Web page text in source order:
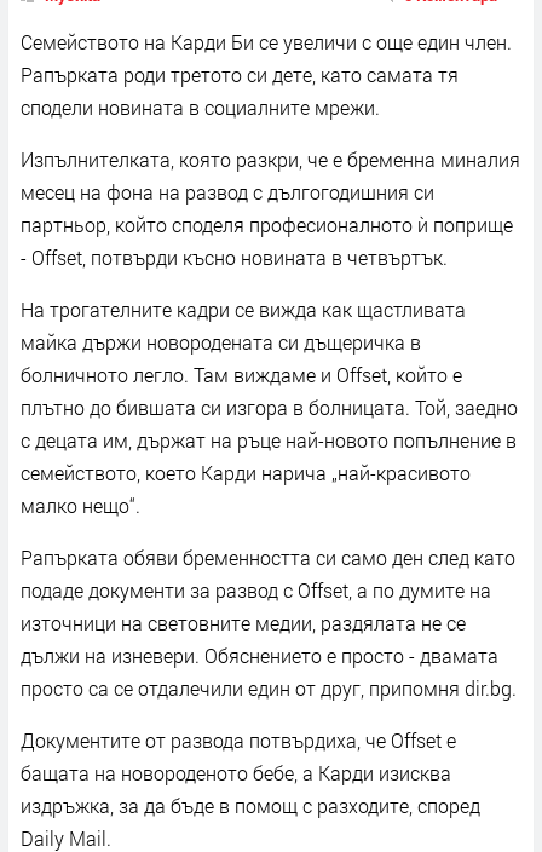
Семейството на Карди Би се увеличи с още един член.
Рапърката роди третото си дете, като самата тя
сподели новината в социалните мрежи.
Изпълнителката, която разкри, че е бременна миналия
месец на фона на развод с дългогодишния си
партньор, който споделя професионалното ѝ поприще
- Offset, потвърди късно новината в четвъртък.
На трогателните кадри се вижда как щастливата
майка държи новородената си дъщеричка в
болничното легло. Там виждаме и Offset, който е
плътно до бившата си изгора в болницата. Той, заедно
с децата им, държат на ръце най-новото попълнение в
семейството, което Карди нарича „най-красивото
малко нещо“.
Рапърката обяви бременността си само ден след като
подаде документи за развод с Offset, а по думите на
източници на световните медии, раздялата не се
дължи на изневери. Обяснението е просто - двамата
просто са се отдалечили един от друг, припомня dir.bg.
Документите от развода потвърдиха, че Offset е
бащата на новороденото бебе, а Карди изисква
издръжка, за да бъде в помощ с разходите, според
Daily Mail.